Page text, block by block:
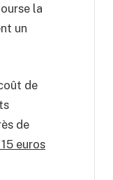
la
un
de
de
euros